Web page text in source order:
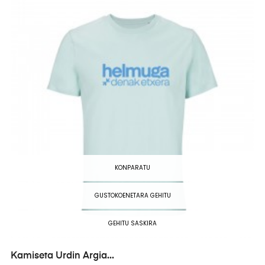
KONPARATU
GUSTOKOENETARA GEHITU
GEHITU SASKIRA
Kamiseta Urdin Argia...